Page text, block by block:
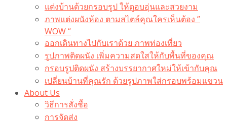
แต่งบ้านด้วยกรอบรูป ให้ดูอบอุ่นและสวยงาม
ภาพแต่งผนังห้อง ตามสไตล์คุณใครเห็นต้อง ”
WOW “
ออกเดินทางไปกับเราด้วย ภาพท่องเที่ยว
รูปภาพติดผนัง เพิ่มความสดใสให้กับพื้นที่ของคุณ
กรอบรูปติดผนัง สร้างบรรยากาศใหม่ให้เข้ากับคุณ
เปลี่ยนบ้านที่คุณรัก ด้วยรูปภาพใส่กรอบพร้อมแขวน​
About Us
วิธีการสั่งซื้อ
การจัดส่ง